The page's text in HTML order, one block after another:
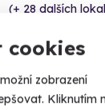
cookies
zobrazení
Kliknutím
(+ 28 dalších
Kč